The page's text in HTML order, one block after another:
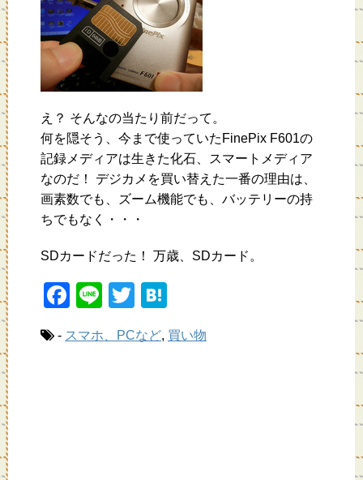
え？ そんなの当たり前だって。
何を隠そう、今まで使っていたFinePix F601の
記録メディアは生きた化石、スマートメディア
なのだ！ デジカメを買い替えた一番の理由は、
画素数でも、ズーム機能でも、バッテリーの持
ちでもなく・・・
SDカードだった！ 万歳、SDカード。
F
c
Li
e
T
tt
e
- スマホ、PCなど, 買い物